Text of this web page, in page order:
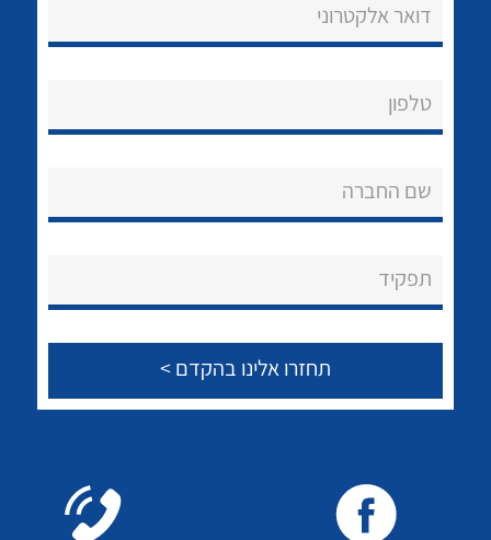
הצוות שלנו
שירותי תמיכה
לכל מוצרי היצרן לכל מוצרי היצרן
דואר אלקטרוני
טלפון
שם החברה
תפקיד